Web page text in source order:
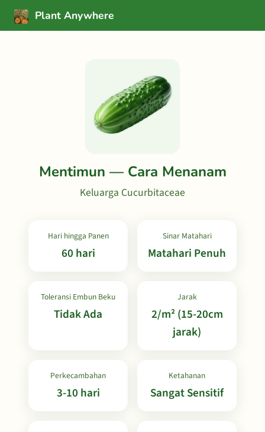
Plant Anywhere
Mentimun — Cara Menanam
Keluarga Cucurbitaceae
Hari hingga Panen
60 hari
Sinar Matahari
Matahari Penuh
Toleransi Embun Beku
Tidak Ada
Jarak
2/m² (15-20cm
jarak)
Perkecambahan
3-10 hari
Ketahanan
Sangat Sensitif